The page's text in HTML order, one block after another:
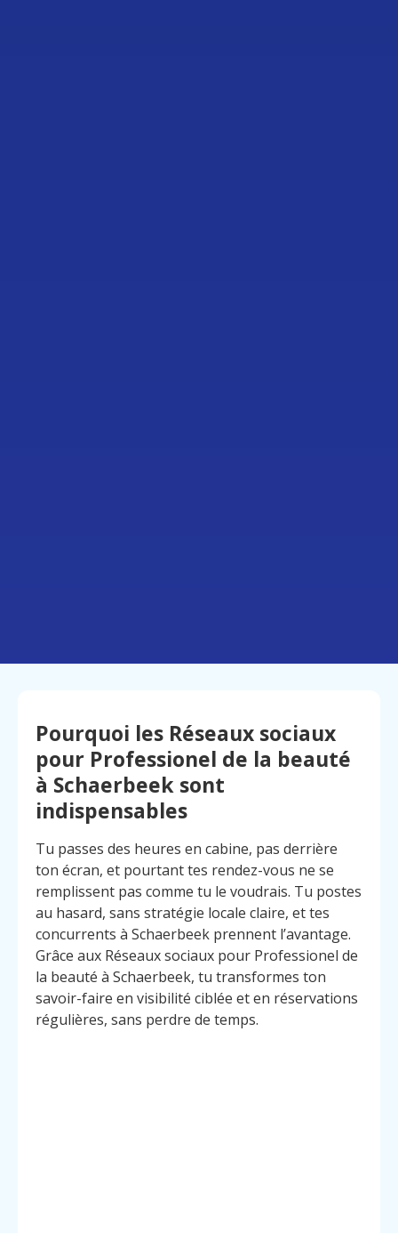
Pourquoi les Réseaux sociaux
pour Professionel de la beauté
à Schaerbeek sont
indispensables
Tu passes des heures en cabine, pas derrière
ton écran, et pourtant tes rendez-vous ne se
remplissent pas comme tu le voudrais. Tu postes
au hasard, sans stratégie locale claire, et tes
concurrents à Schaerbeek prennent l’avantage.
Grâce aux Réseaux sociaux pour Professionel de
la beauté à Schaerbeek, tu transformes ton
savoir-faire en visibilité ciblée et en réservations
régulières, sans perdre de temps.